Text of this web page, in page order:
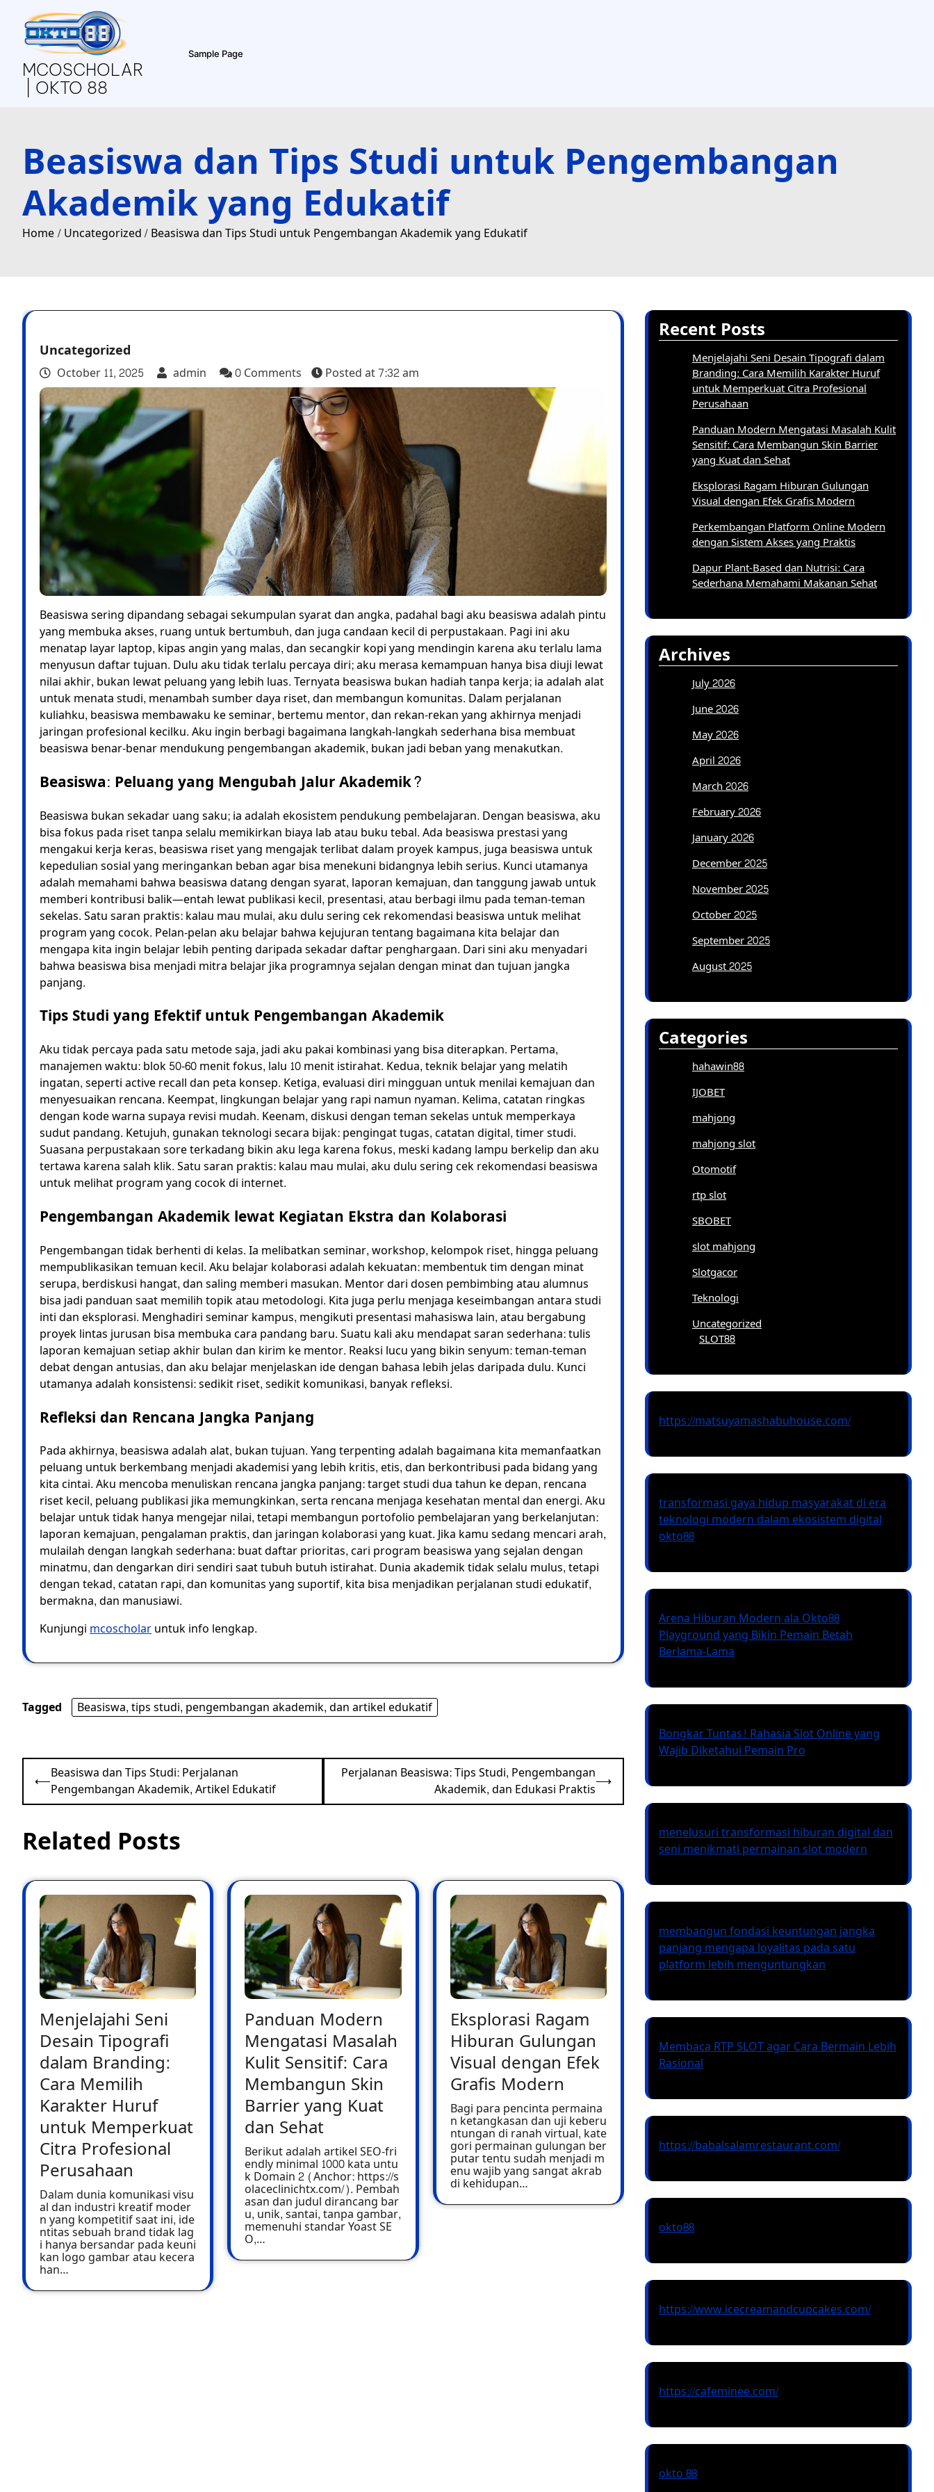
content
MCOSCHOLAR
| OKTO 88
Sample Page
Beasiswa dan Tips Studi untuk Pengembangan
Akademik yang Edukatif
Home Uncategorized Beasiswa dan Tips Studi untuk Pengembangan Akademik yang Edukatif
Uncategorized
October 11, 2025 admin 0 Comments Posted at7:32 am
Beasiswa sering dipandang sebagai sekumpulan syarat dan angka, padahal bagi aku beasiswa adalah pintu
yang membuka akses, ruang untuk bertumbuh, dan juga candaan kecil di perpustakaan. Pagi ini aku
menatap layar laptop, kipas angin yang malas, dan secangkir kopi yang mendingin karena aku terlalu lama
menyusun daftar tujuan. Dulu aku tidak terlalu percaya diri; aku merasa kemampuan hanya bisa diuji lewat
nilai akhir, bukan lewat peluang yang lebih luas. Ternyata beasiswa bukan hadiah tanpa kerja; ia adalah alat
untuk menata studi, menambah sumber daya riset, dan membangun komunitas. Dalam perjalanan
kuliahku, beasiswa membawaku ke seminar, bertemu mentor, dan rekan-rekan yang akhirnya menjadi
jaringan profesional kecilku. Aku ingin berbagi bagaimana langkah-langkah sederhana bisa membuat
beasiswa benar-benar mendukung pengembangan akademik, bukan jadi beban yang menakutkan.
Beasiswa: Peluang yang Mengubah Jalur Akademik?
Beasiswa bukan sekadar uang saku; ia adalah ekosistem pendukung pembelajaran. Dengan beasiswa, aku
bisa fokus pada riset tanpa selalu memikirkan biaya lab atau buku tebal. Ada beasiswa prestasi yang
mengakui kerja keras, beasiswa riset yang mengajak terlibat dalam proyek kampus, juga beasiswa untuk
kepedulian sosial yang meringankan beban agar bisa menekuni bidangnya lebih serius. Kunci utamanya
adalah memahami bahwa beasiswa datang dengan syarat, laporan kemajuan, dan tanggung jawab untuk
memberi kontribusi balik—entah lewat publikasi kecil, presentasi, atau berbagi ilmu pada teman-teman
sekelas. Satu saran praktis: kalau mau mulai, aku dulu sering cek rekomendasi beasiswa untuk melihat
program yang cocok. Pelan-pelan aku belajar bahwa kejujuran tentang bagaimana kita belajar dan
mengapa kita ingin belajar lebih penting daripada sekadar daftar penghargaan. Dari sini aku menyadari
bahwa beasiswa bisa menjadi mitra belajar jika programnya sejalan dengan minat dan tujuan jangka
panjang.
Tips Studi yang Efektif untuk Pengembangan Akademik
Aku tidak percaya pada satu metode saja, jadi aku pakai kombinasi yang bisa diterapkan. Pertama,
manajemen waktu: blok 50-60 menit fokus, lalu 10 menit istirahat. Kedua, teknik belajar yang melatih
ingatan, seperti active recall dan peta konsep. Ketiga, evaluasi diri mingguan untuk menilai kemajuan dan
menyesuaikan rencana. Keempat, lingkungan belajar yang rapi namun nyaman. Kelima, catatan ringkas
dengan kode warna supaya revisi mudah. Keenam, diskusi dengan teman sekelas untuk memperkaya
sudut pandang. Ketujuh, gunakan teknologi secara bijak: pengingat tugas, catatan digital, timer studi.
Suasana perpustakaan sore terkadang bikin aku lega karena fokus, meski kadang lampu berkelip dan aku
tertawa karena salah klik. Satu saran praktis: kalau mau mulai, aku dulu sering cek rekomendasi beasiswa
untuk melihat program yang cocok di internet.
Pengembangan Akademik lewat Kegiatan Ekstra dan Kolaborasi
Pengembangan tidak berhenti di kelas. Ia melibatkan seminar, workshop, kelompok riset, hingga peluang
mempublikasikan temuan kecil. Aku belajar kolaborasi adalah kekuatan: membentuk tim dengan minat
serupa, berdiskusi hangat, dan saling memberi masukan. Mentor dari dosen pembimbing atau alumnus
bisa jadi panduan saat memilih topik atau metodologi. Kita juga perlu menjaga keseimbangan antara studi
inti dan eksplorasi. Menghadiri seminar kampus, mengikuti presentasi mahasiswa lain, atau bergabung
proyek lintas jurusan bisa membuka cara pandang baru. Suatu kali aku mendapat saran sederhana: tulis
laporan kemajuan setiap akhir bulan dan kirim ke mentor. Reaksi lucu yang bikin senyum: teman-teman
debat dengan antusias, dan aku belajar menjelaskan ide dengan bahasa lebih jelas daripada dulu. Kunci
utamanya adalah konsistensi: sedikit riset, sedikit komunikasi, banyak refleksi.
Refleksi dan Rencana Jangka Panjang
Pada akhirnya, beasiswa adalah alat, bukan tujuan. Yang terpenting adalah bagaimana kita memanfaatkan
peluang untuk berkembang menjadi akademisi yang lebih kritis, etis, dan berkontribusi pada bidang yang
kita cintai. Aku mencoba menuliskan rencana jangka panjang: target studi dua tahun ke depan, rencana
riset kecil, peluang publikasi jika memungkinkan, serta rencana menjaga kesehatan mental dan energi. Aku
belajar untuk tidak hanya mengejar nilai, tetapi membangun portofolio pembelajaran yang berkelanjutan:
laporan kemajuan, pengalaman praktis, dan jaringan kolaborasi yang kuat. Jika kamu sedang mencari arah,
mulailah dengan langkah sederhana: buat daftar prioritas, cari program beasiswa yang sejalan dengan
minatmu, dan dengarkan diri sendiri saat tubuh butuh istirahat. Dunia akademik tidak selalu mulus, tetapi
dengan tekad, catatan rapi, dan komunitas yang suportif, kita bisa menjadikan perjalanan studi edukatif,
bermakna, dan manusiawi.
Kunjungimcoscholaruntuk info lengkap.
Tagged Beasiswa, tips studi, pengembangan akademik, dan artikel edukatif
Post
navigation
⟵Beasiswa dan Tips Studi: Perjalanan
Pengembangan Akademik, Artikel Edukatif
Perjalanan Beasiswa: Tips Studi, Pengembangan
Akademik, dan Edukasi Praktis⟶
Related Posts
Menjelajahi Seni
Desain Tipografi
dalam Branding:
Cara Memilih
Karakter Huruf
untuk Memperkuat
Citra Profesional
Perusahaan
Dalam dunia komunikasi visu
al dan industri kreatif moder
n yang kompetitif saat ini, ide
ntitas sebuah brand tidak lag
i hanya bersandar pada keuni
kan logo gambar atau kecera
han…
Panduan Modern
Mengatasi Masalah
Kulit Sensitif: Cara
Membangun Skin
Barrier yang Kuat
dan Sehat
Berikut adalah artikel SEO-fri
endly minimal 1000 kata untu
k Domain 2 (Anchor: https://s
olaceclinichtx.com/). Pembah
asan dan judul dirancang bar
u, unik, santai, tanpa gambar,
memenuhi standar Yoast SE
O,…
Eksplorasi Ragam
Hiburan Gulungan
Visual dengan Efek
Grafis Modern
Bagi para pencinta permaina
n ketangkasan dan uji keberu
ntungan di ranah virtual, kate
gori permainan gulungan ber
putar tentu sudah menjadi m
enu wajib yang sangat akrab
di kehidupan…
Recent Posts
Menjelajahi Seni Desain Tipografi dalam
Branding: Cara Memilih Karakter Huruf
untuk Memperkuat Citra Profesional
Perusahaan
Panduan Modern Mengatasi Masalah Kulit
Sensitif: Cara Membangun Skin Barrier
yang Kuat dan Sehat
Eksplorasi Ragam Hiburan Gulungan
Visual dengan Efek Grafis Modern
Perkembangan Platform Online Modern
dengan Sistem Akses yang Praktis
Dapur Plant-Based dan Nutrisi: Cara
Sederhana Memahami Makanan Sehat
Archives
July 2026
June 2026
May 2026
April 2026
March 2026
February 2026
January 2026
December 2025
November 2025
October 2025
September 2025
August 2025
Categories
hahawin88
IJOBET
mahjong
mahjong slot
Otomotif
rtp slot
SBOBET
slot mahjong
Slotgacor
Teknologi
Uncategorized
SLOT88
https://matsuyamashabuhouse.com/
transformasi gaya hidup masyarakat di era
teknologi modern dalam ekosistem digital
okto88
Arena Hiburan Modern ala Okto88
Playground yang Bikin Pemain Betah
Berlama-Lama
Bongkar Tuntas! Rahasia Slot Online yang
Wajib Diketahui Pemain Pro
menelusuri transformasi hiburan digital dan
seni menikmati permainan slot modern
membangun fondasi keuntungan jangka
panjang mengapa loyalitas pada satu
platform lebih menguntungkan
Membaca RTP SLOT agar Cara Bermain Lebih
Rasional
https://babalsalamrestaurant.com/
okto88
https://www.icecreamandcupcakes.com/
https://cafeminee.com/
okto 88